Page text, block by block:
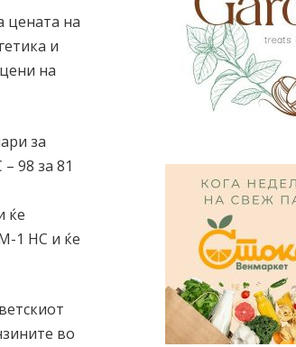
цената на
и
на
за
98 за 81
ќе
1 НС и ќе
во